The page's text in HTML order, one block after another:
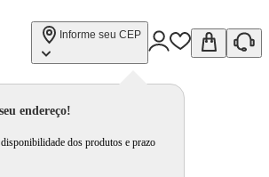
Informe seu CEP
endereço!
dos produtos e prazo